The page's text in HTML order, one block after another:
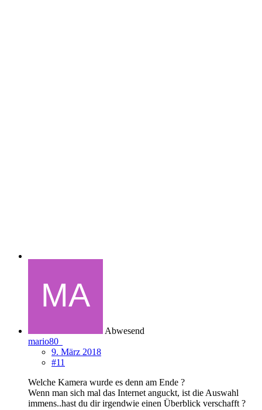
Abwesend
mario80
9. März 2018
#11
Welche Kamera wurde es denn am Ende ?
Wenn man sich mal das Internet anguckt, ist die Auswahl
immens..hast du dir irgendwie einen Überblick verschafft ?